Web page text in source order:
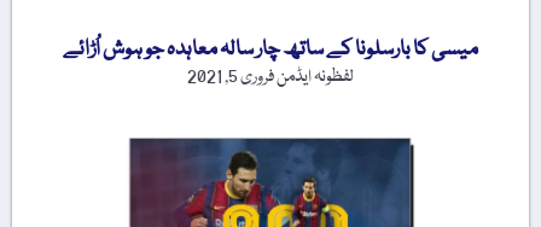
میسی کا بارسلونا کے ساتھ چار سالہ معاہدہ جو ہوش اُڑائے
لفظونہ ایڈمنفروری 5, 2021